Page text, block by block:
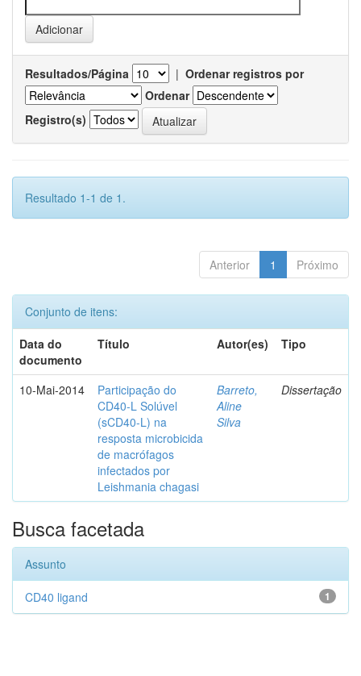
Resultados/Página | Ordenar registros por
Ordenar
Registro(s)
Resultado 1-1 de 1.
Anterior 1 Próximo
Conjunto de itens:
Data do
documento
Título Autor(es) Tipo
10-Mai-2014
Participação do
CD40-L Solúvel
(sCD40-L) na
resposta microbicida
de macrófagos
infectados por
Leishmania chagasi
Barreto,
Aline
Silva
Dissertação
Busca facetada
Assunto
1
CD40 ligand